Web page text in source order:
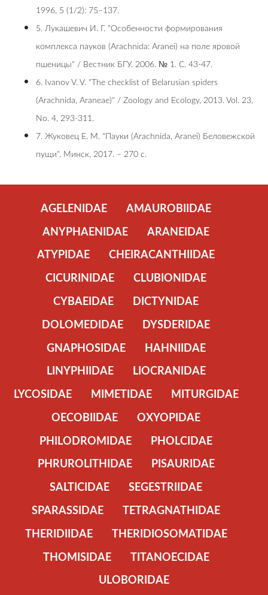
1996, 5 (1/2): 75–137.
5. Лукашевич И. Г. "Особенности формирования
комплекса пауков (Arachnida: Aranei) на поле яровой
пшеницы" / Вестник БГУ. 2006. № 1. С. 43-47.
6. Ivanov V. V. "The checklist of Belarusian spiders
(Arachnida, Araneae)" / Zoology and Ecology, 2013. Vol. 23,
No. 4, 293-311.
7. Жуковец Е. М. "Пауки (Arachnida, Aranei) Беловежской
пущи". Минск, 2017. – 270 c.
AGELENIDAE
AMAUROBIIDAE
ANYPHAENIDAE
ARANEIDAE
ATYPIDAE
CHEIRACANTHIIDAE
CICURINIDAE
CLUBIONIDAE
CYBAEIDAE
DICTYNIDAE
DOLOMEDIDAE
DYSDERIDAE
GNAPHOSIDAE
HAHNIIDAE
LINYPHIIDAE
LIOCRANIDAE
LYCOSIDAE
MIMETIDAE
MITURGIDAE
OECOBIIDAE
OXYOPIDAE
PHILODROMIDAE
PHOLCIDAE
PHRUROLITHIDAE
PISAURIDAE
SALTICIDAE
SEGESTRIIDAE
SPARASSIDAE
TETRAGNATHIDAE
THERIDIIDAE
THERIDIOSOMATIDAE
THOMISIDAE
TITANOECIDAE
ULOBORIDAE